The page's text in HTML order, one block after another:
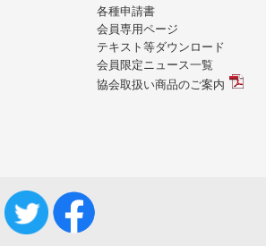
各種申請書
会員専用ページ
テキスト等ダウンロード
会員限定ニュース一覧
協会取扱い商品のご案内